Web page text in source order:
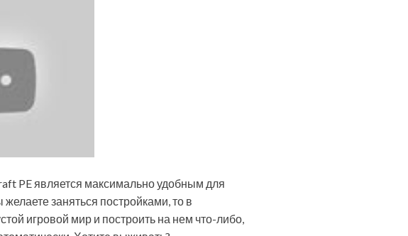
PE является максимально удобным для
заняться постройками, то в
игровой мир и построить на нем что-либо,